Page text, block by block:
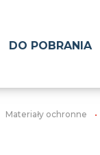
DO POBRANIA
Materiały ochronne